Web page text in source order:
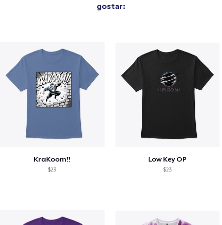
gostar:
KraKoom!!
$23
Low Key OP
$23